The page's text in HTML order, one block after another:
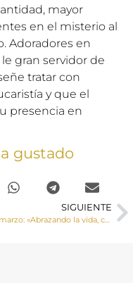
mayor
en el misterio al
Adoradores en
gran servidor de
tratar con
y que el
presencia en
gustado
SIGUIENTE
25 de marzo: «Abrazando la vida, construimos esperanza», lema de la Jornada por la Vida